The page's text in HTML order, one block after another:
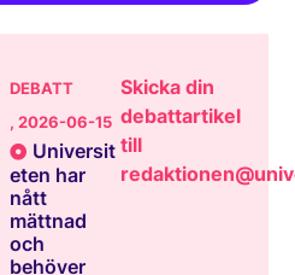
DEBATT
, 2026-06-15
Universit
eten har
nått
mättnad
och
behöver
Skicka din
debattartikel
till